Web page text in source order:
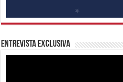
Entrevista Exclusiva